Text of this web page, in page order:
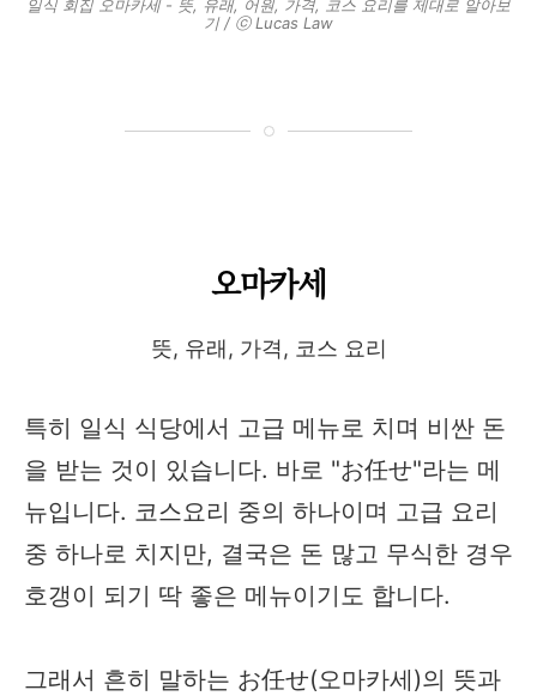
일식 회집 오마카세 - 뜻, 유래, 어원, 가격, 코스 요리를 제대로 알아보
기 / ⓒ Lucas Law
오마카세
뜻, 유래, 가격, 코스 요리
특히 일식 식당에서 고급 메뉴로 치며 비싼 돈
을 받는 것이 있습니다. 바로 "お任せ"라는 메
뉴입니다. 코스요리 중의 하나이며 고급 요리
중 하나로 치지만, 결국은 돈 많고 무식한 경우
호갱이 되기 딱 좋은 메뉴이기도 합니다.
그래서 흔히 말하는 お任せ(오마카세)의 뜻과